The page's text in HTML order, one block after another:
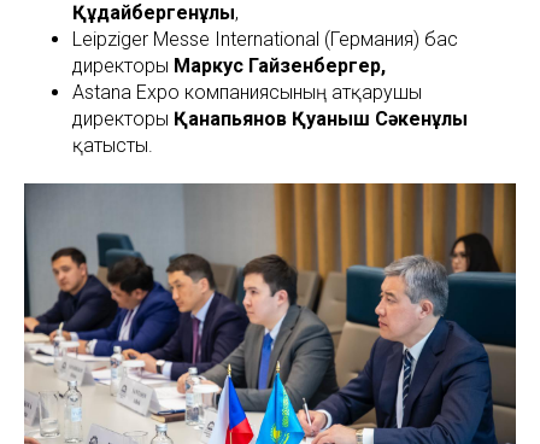
Құдайбергенұлы,
Leipziger Messe International (Германия) бас
директоры Маркус Гайзенбергер,
Astana Expo компаниясының атқарушы
директоры Қанапьянов Қуаныш Сәкенұлы
қатысты.